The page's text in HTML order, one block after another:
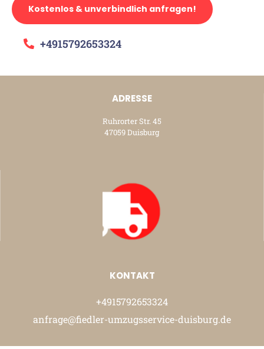
Kostenlos & unverbindlich anfragen!
+4915792653324
ADRESSE
Ruhrorter Str. 45
47059 Duisburg
KONTAKT
+4915792653324
anfrage@fiedler-umzugsservice-duisburg.de